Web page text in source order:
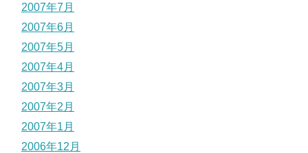
2007年7月
2007年6月
2007年5月
2007年4月
2007年3月
2007年2月
2007年1月
2006年12月